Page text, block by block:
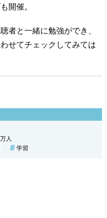
開催。
者と一緒に勉強ができ、
せてチェックしてみては
人
学習